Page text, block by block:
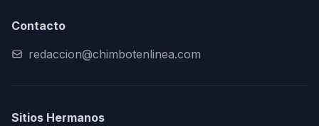
Contacto
redaccion@chimbotenlinea.com
Sitios Hermanos